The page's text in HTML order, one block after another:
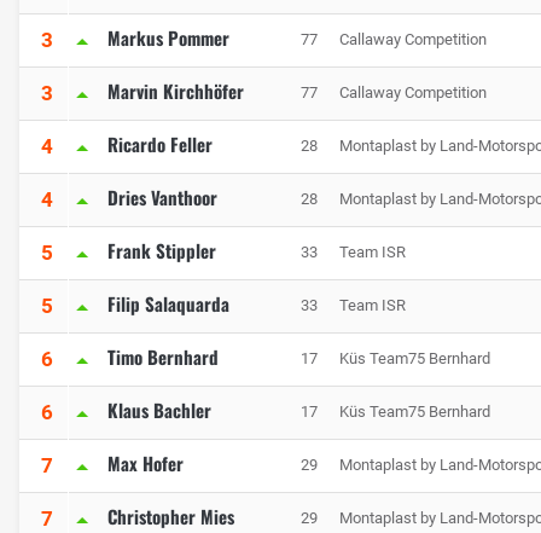
3 Markus Pommer 77 Callaway Competition
3 Marvin Kirchhöfer 77 Callaway Competition
4 Ricardo Feller 28 Montaplast by Land-
4 Dries Vanthoor 28 Montaplast by Land-
5 Frank Stippler 33 Team ISR
5 Filip Salaquarda 33 Team ISR
6 Timo Bernhard 17 Küs Team75 Bernhard
6 Klaus Bachler 17 Küs Team75 Bernhard
7 Max Hofer 29 Montaplast by Land-
7 Christopher Mies 29 Montaplast by Land-